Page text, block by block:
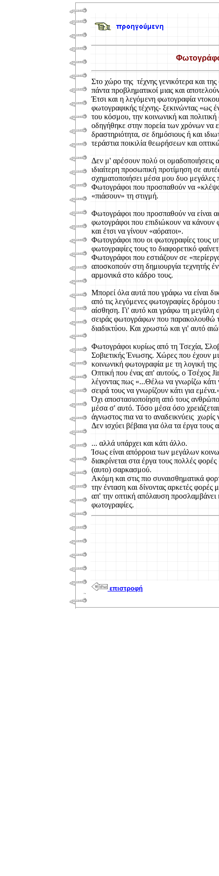
Στο χώρο της τέχνης γενικότερα και
πάντα προβληματικοί μιας και
Έτσι και η λεγόμενη φωτογραφία
φωτογραφικής τέχνης- ξεκινώντας «ως
του κόσμου, την κοινωνική και
οδηγήθηκε στην πορεία των χρόνων να
δραστηριότητα, σε δημόσιους ή και
τεράστια ποικιλία θεωρήσεων και
Δεν μ' αρέσουν πολύ οι ομαδοποιήσεις
ιδιαίτερη προσωπική προτίμηση σε
σχηματοποιήσει μέσα μου δυο μεγάλες
Φωτογράφοι που προσπαθούν να
«πιάσουν» τη στιγμή.
Φωτογράφοι που προσπαθούν να είναι
φωτογράφοι που επιδιώκουν να κάνουν
και έτσι να γίνουν «αόρατοι».
Φωτογράφοι που οι φωτογραφίες τους
φωτογραφίες τους το διαφορετικό
Φωτογράφοι που εστιάζουν σε
αποσκοπούν στη δημιουργία τεχνητής
αρμονικά στο κάδρο τους.
Μπορεί όλα αυτά που γράφω να είναι
από τις λεγόμενες φωτογραφίες
αίσθηση. Γι' αυτό και γράφω τη μεγάλη
σειράς φωτογράφων που παρακολουθώ
διαδικτύου. Και χρωστώ και γι' αυτό
Φωτογράφοι κυρίως από τη Τσεχία,
Σοβιετικής Ένωσης. Χώρες που έχουν
κοινωνική φωτογραφία με τη λογική
Οπτική που ένας απ' αυτούς, ο Τσέχος
λέγοντας πως «...Θέλω να γνωρίζω κάτι
σειρά τους να γνωρίζουν κάτι για
Όχι αποστασιοποίηση από τους
μέσα σ' αυτό. Τόσο μέσα όσο χρειάζεται
άγνωστος πια να το αναδεικνύεις χωρίς
Δεν ισχύει βέβαια για όλα τα έργα τους
... αλλά υπάρχει και κάτι άλλο.
Ίσως είναι απόρροια των μεγάλων
διακρίνεται στα έργα τους πολλές
(αυτο) σαρκασμού.
Ακόμη και στις πιο συναισθηματικά
την ένταση και δίνοντας αρκετές φορές
απ' την οπτική απόλαυση προσλαμβάνει
φωτογραφίες.
επιστροφή